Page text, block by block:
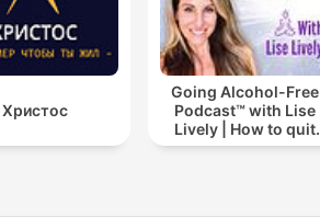
Христос
Going Alcohol-Free
Podcast™ with Lise
Lively | How to quit
drinking alcohol